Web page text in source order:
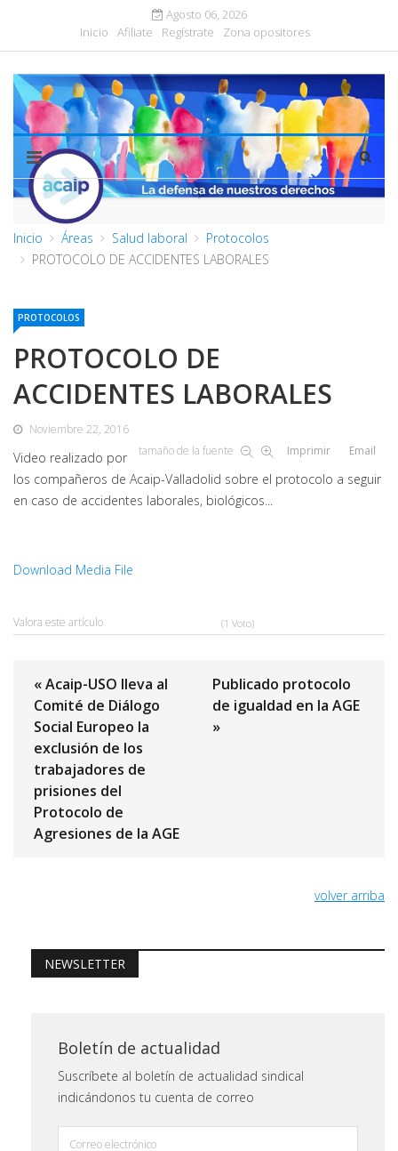
Agosto 06, 2026
Inicio
Afiliate Regístrate Zona opositores
Inicio Áreas Salud laboral
Protocolos
PROTOCOLO DE ACCIDENTES LABORALES
PROTOCOLOS
PROTOCOLO DE
ACCIDENTES LABORALES
Noviembre 22, 2016
tamaño de la fuente
Imprimir Email
Video realizado por
los compañeros de Acaip-Valladolid sobre el protocolo a seguir
en caso de accidentes laborales, biológicos...
Download Media File
Valora este artículo (1 Voto)
« Acaip-USO lleva al
Comité de Diálogo
Social Europeo la
exclusión de los
trabajadores de
prisiones del
Protocolo de
Agresiones de la AGE
Publicado protocolo
de igualdad en la AGE
»
volver arriba
NEWSLETTER
Boletín de actualidad
Suscríbete al boletín de actualidad sindical
indicándonos tu cuenta de correo